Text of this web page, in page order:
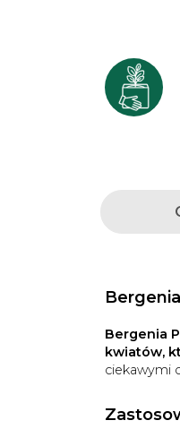
Bergenia
kwiatów,
ciekawymi